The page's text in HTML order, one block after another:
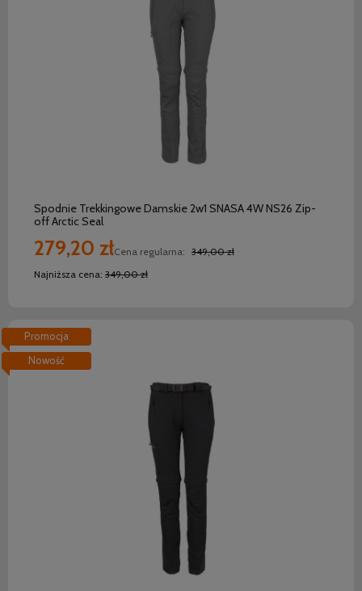
Spodnie Trekkingowe Damskie 2w1 SNASA 4W NS26 Zip-
off Arctic Seal
279,20 złCena regularna: 349,00 zł
Najniższa cena: 349,00 zł
do koszyka
do koszyka
Promocja
Nowość